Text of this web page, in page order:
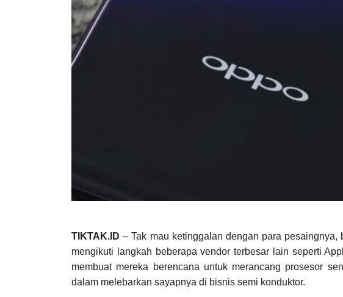
TIKTAK.ID – Tak mau ketinggalan dengan para
mengikuti langkah beberapa vendor terbesar lain seperti
membuat mereka berencana untuk merancang prosesor
dalam melebarkan sayapnya di bisnis semi konduktor.